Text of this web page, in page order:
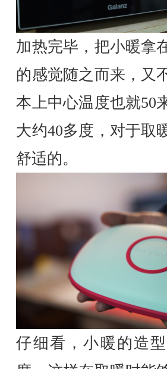
加热完毕，把小暖拿
的感觉随之而来，又
本上中心温度也就50
大约40多度，对于取
舒适的。
仔细看，小暖的造